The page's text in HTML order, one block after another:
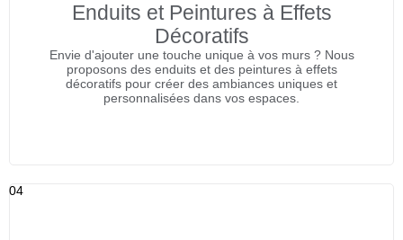
Enduits et Peintures à Effets
Décoratifs
Envie d'ajouter une touche unique à vos murs ? Nous
proposons des enduits et des peintures à effets
décoratifs pour créer des ambiances uniques et
personnalisées dans vos espaces.
04